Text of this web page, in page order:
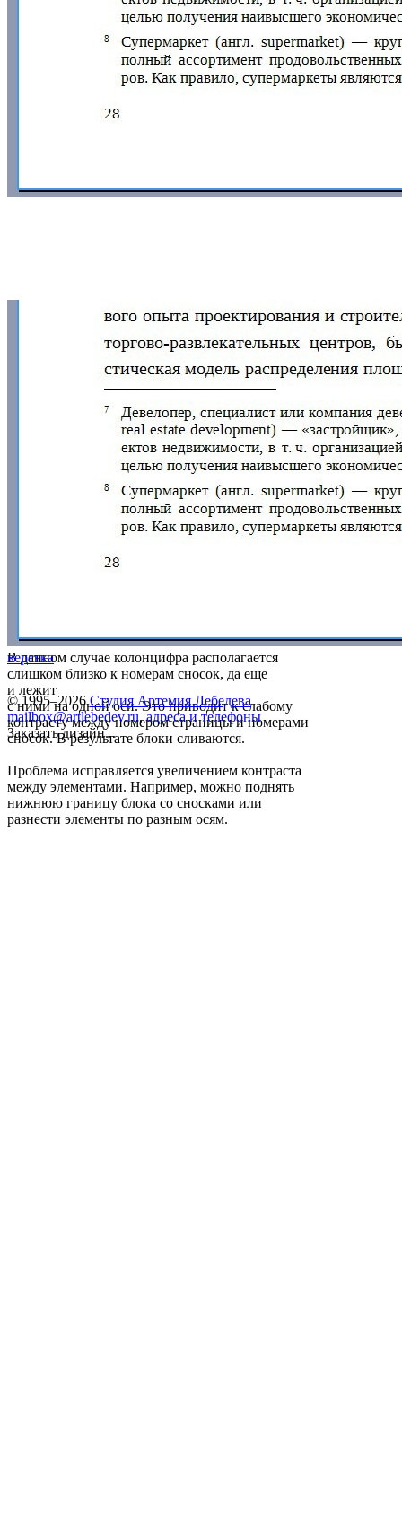
В данном случае колонцифра располагается
слишком близко к номерам сносок, да еще
и лежит
с ними на одной оси. Это приводит к слабому
контрасту между номером страницы и номерами
сносок. В результате блоки сливаются.
Проблема исправляется увеличением контраста
между элементами. Например, можно поднять
нижнюю границу блока со сносками или
разнести элементы по разным осям.
верстка
© 1995–2026 Студия Артемия Лебедева
mailbox@artlebedev.ru, адреса и телефоны
Заказать дизайн...